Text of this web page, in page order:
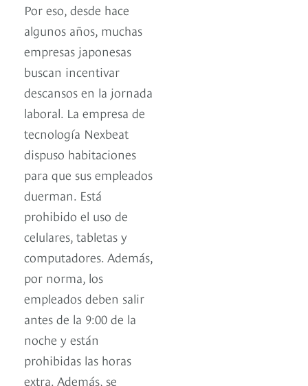
Por eso, desde hace
algunos años, muchas
empresas japonesas
buscan incentivar
descansos en la jornada
laboral. La empresa de
tecnología Nexbeat
dispuso habitaciones
para que sus empleados
duerman. Está
prohibido el uso de
celulares, tabletas y
computadores. Además,
por norma, los
empleados deben salir
antes de la 9:00 de la
noche y están
prohibidas las horas
extra. Además, se